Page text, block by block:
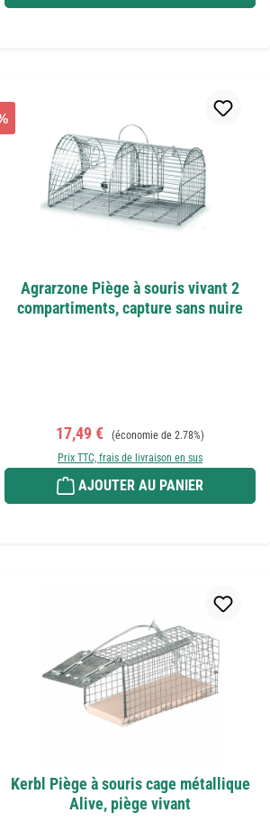
Agrarzone Piège à souris vivant 2
compartiments, capture sans nuire
Prix de vente :
17,49 € Prix régulier :
(économie de 2.78%)
Prix TTC, frais de livraison en sus
AJOUTER AU PANIER
Kerbl Piège à souris cage métallique
Alive, piège vivant